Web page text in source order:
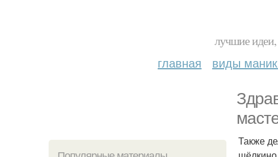
лучшие
главная виды
Также